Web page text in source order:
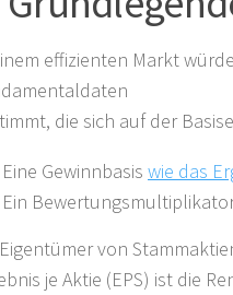
effizienten Markt
die sich auf der
Eine Gewinnbasis wie das
Ein
von
je Aktie (EPS) ist die